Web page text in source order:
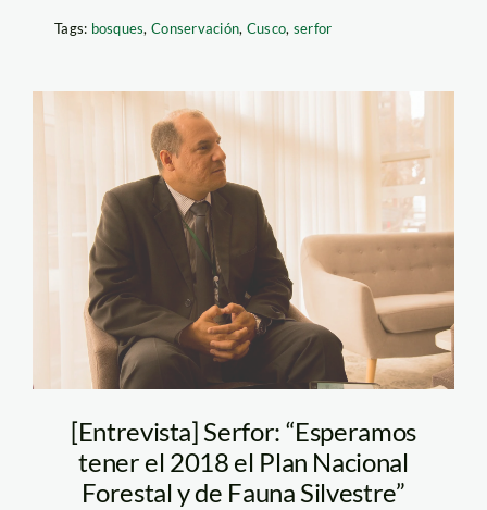
Tags: bosques,Conservación, Cusco, serfor
[Entrevista] Serfor: “Esperamos
tener el 2018 el Plan Nacional
Forestal y de Fauna Silvestre”